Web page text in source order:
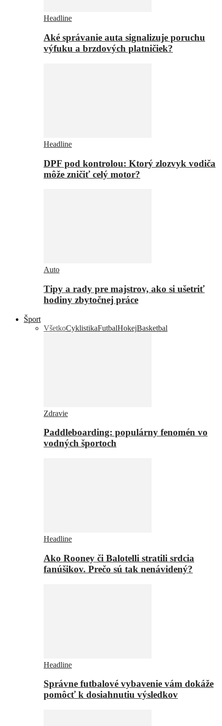
Headline
Aké správanie auta signalizuje poruchu
výfuku a brzdových platničiek?
Headline
DPF pod kontrolou: Ktorý zlozvyk vodiča
môže zničiť celý motor?
Auto
Tipy a rady pre majstrov, ako si ušetriť
hodiny zbytočnej práce
Šport
VšetkoCyklistikaFutbalHokejBasketbal
Zdravie
Paddleboarding: populárny fenomén vo
vodných športoch
Headline
Ako Rooney či Balotelli stratili srdcia
fanúšikov. Prečo sú tak nenávidený?
Headline
Správne futbalové vybavenie vám dokáže
pomôcť k dosiahnutiu výsledkov